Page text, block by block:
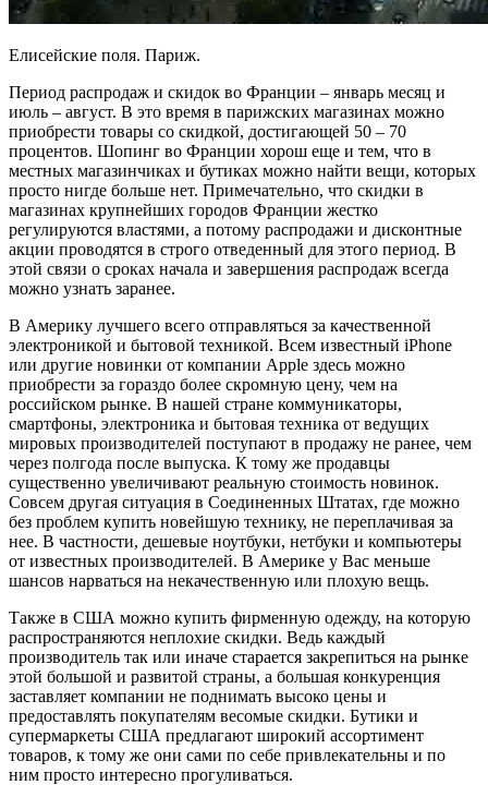
Елисейские поля. Париж.
Период распродаж и скидок во Франции – январь месяц и
июль – август. В это время в парижских магазинах можно
приобрести товары со скидкой, достигающей 50 – 70
процентов. Шопинг во Франции хорош еще и тем, что в
местных магазинчиках и бутиках можно найти вещи, которых
просто нигде больше нет. Примечательно, что скидки в
магазинах крупнейших городов Франции жестко
регулируются властями, а потому распродажи и дисконтные
акции проводятся в строго отведенный для этого период. В
этой связи о сроках начала и завершения распродаж всегда
можно узнать заранее.
В Америку лучшего всего отправляться за качественной
электроникой и бытовой техникой. Всем известный iPhone
или другие новинки от компании Apple здесь можно
приобрести за гораздо более скромную цену, чем на
российском рынке. В нашей стране коммуникаторы,
смартфоны, электроника и бытовая техника от ведущих
мировых производителей поступают в продажу не ранее, чем
через полгода после выпуска. К тому же продавцы
существенно увеличивают реальную стоимость новинок.
Совсем другая ситуация в Соединенных Штатах, где можно
без проблем купить новейшую технику, не переплачивая за
нее. В частности, дешевые ноутбуки, нетбуки и компьютеры
от известных производителей. В Америке у Вас меньше
шансов нарваться на некачественную или плохую вещь.
Также в США можно купить фирменную одежду, на которую
распространяются неплохие скидки. Ведь каждый
производитель так или иначе старается закрепиться на рынке
этой большой и развитой страны, а большая конкуренция
заставляет компании не поднимать высоко цены и
предоставлять покупателям весомые скидки. Бутики и
супермаркеты США предлагают широкий ассортимент
товаров, к тому же они сами по себе привлекательны и по
ним просто интересно прогуливаться.